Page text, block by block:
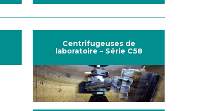
Centrifugeuses de
laboratoire – Série C58